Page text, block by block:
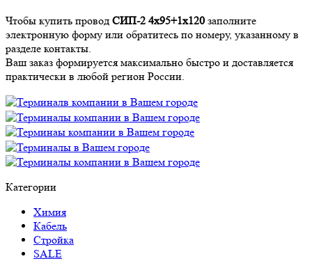
Чтобы купить провод СИП-2 4х95+1х120 заполните
электронную форму или обратитесь по номеру, указанному в
разделе контакты.
Ваш заказ формируется максимально быстро и доставляется
практически в любой регион России.
Категории
Химия
Кабель
Стройка
SALE